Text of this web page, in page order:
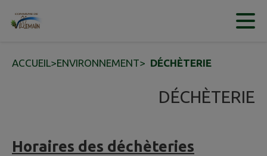
Contenu
ACCUEIL>ENVIRONNEMENT> DÉCHÈTERIE
DÉCHÈTERIE
Horaires des déchèteries